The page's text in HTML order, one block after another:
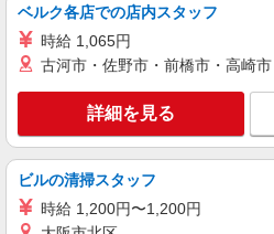
ベルク各店での店内スタッフ
時給 1,065円
古河市・佐野市・前橋市・高崎
詳細を見る
ビルの清掃スタッフ
時給 1,200円〜1,200円